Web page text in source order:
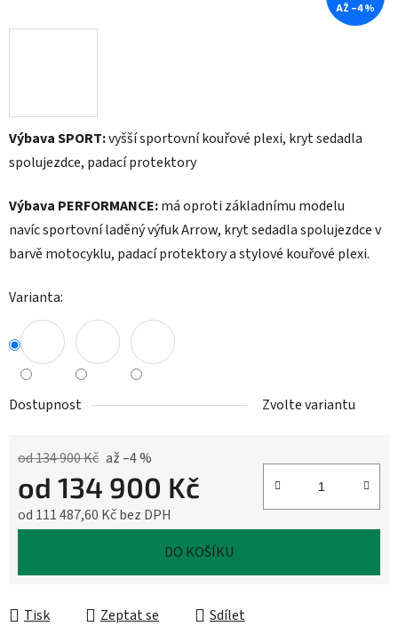
Výbava SPORT:vyšší sportovní kouřové plexi, kryt sedadla
spolujezdce, padací protektory
Výbava PERFORMANCE:má oproti základnímu modelu
navíc sportovní laděný výfuk Arrow, kryt sedadla spolujezdce v
barvě motocyklu, padací protektory a stylové kouřové plexi.
Varianta:
Dostupnost Zvolte variantu
od 134 900 Kč až –4 %
od 134 900 Kč
od 111 487,60 Kčbez DPH
DO KOŠÍKU
Tisk Zeptat se Sdílet
AŽ –4 %